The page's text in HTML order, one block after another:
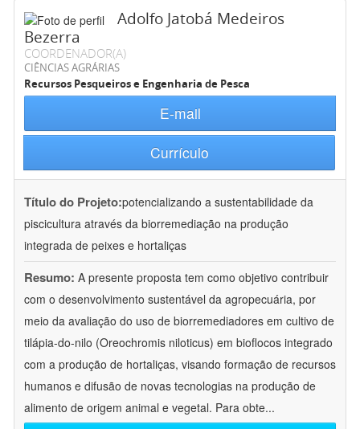
Adolfo Jatobá Medeiros
Bezerra
COORDENADOR(A)
CIÊNCIAS AGRÁRIAS
Recursos Pesqueiros e Engenharia de Pesca
E-mail
Currículo
Título do Projeto:potencializando a sustentabilidade da
piscicultura através da biorremediação na produção
integrada de peixes e hortaliças
Resumo: A presente proposta tem como objetivo contribuir
com o desenvolvimento sustentável da agropecuária, por
meio da avaliação do uso de biorremediadores em cultivo de
tilápia-do-nilo (Oreochromis niloticus) em bioflocos integrado
com a produção de hortaliças, visando formação de recursos
humanos e difusão de novas tecnologias na produção de
alimento de origem animal e vegetal. Para obte...